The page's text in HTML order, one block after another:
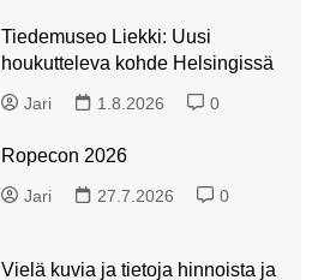
Tiedemuseo Liekki: Uusi
houkutteleva kohde Helsingissä
Jari 1.8.2026 0
Ropecon 2026
Jari 27.7.2026 0
Vielä kuvia ja tietoja hinnoista ja